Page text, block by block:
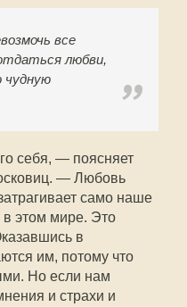
все
любви,
чудную
себя, — поясняет
— Любовь
само наше
этом мире. Это
в
им, потому что
Но если нам
и страхи и